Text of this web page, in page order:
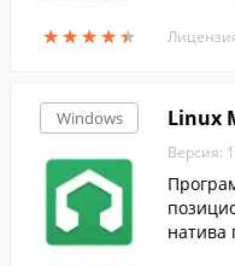
★★★★★
★★★★★
Windows Linux
Версия:
натива